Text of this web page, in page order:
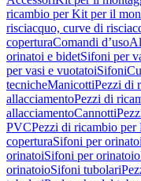
ricambio per Kit per il
risciacquo, curve di
coperturaComandi d’uso
orinatoi e bidetSifoni per
per vasi e vuotatoiSifoni
tecnicheManicottiPezzi di
allacciamentoPezzi di
allacciamentoCannotti
PVCPezzi di ricambio
coperturaSifoni per orinatoi
orinatoiSifoni per orinatoio
orinatoioSifoni tubolari